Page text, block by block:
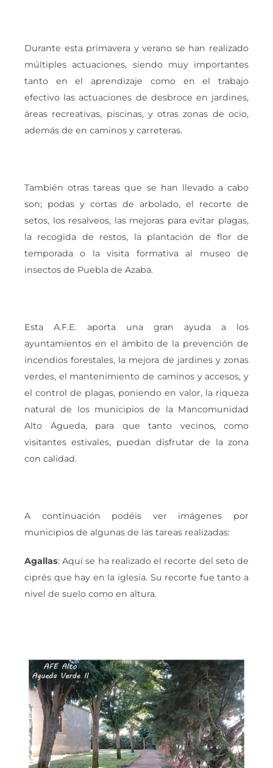
Durante esta primavera y verano se han realizado
múltiples actuaciones, siendo muy importantes
tanto en el aprendizaje como en el trabajo
efectivo las actuaciones de desbroce en jardines,
áreas recreativas, piscinas, y otras zonas de ocio,
además de en caminos y carreteras.
También otras tareas que se han llevado a cabo
son; podas y cortas de arbolado, el recorte de
setos, los resalveos, las mejoras para evitar plagas,
la recogida de restos, la plantación de flor de
temporada o la visita formativa al museo de
insectos de Puebla de Azaba.
Esta A.F.E. aporta una gran ayuda a los
ayuntamientos en el ámbito de la prevención de
incendios forestales, la mejora de jardines y zonas
verdes, el mantenimiento de caminos y accesos, y
el control de plagas, poniendo en valor, la riqueza
natural de los municipios de la Mancomunidad
Alto Águeda, para que tanto vecinos, como
visitantes estivales, puedan disfrutar de la zona
con calidad.
A continuación podéis ver imágenes por
municipios de algunas de las tareas realizadas:
Agallas: Aquí se ha realizado el recorte del seto de
ciprés que hay en la iglesia. Su recorte fue tanto a
nivel de suelo como en altura.